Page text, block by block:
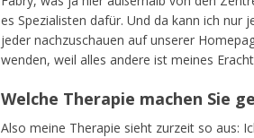
es Spezialisten dafür. Und da kann ich nur
jeder nachzuschauen auf unserer
wenden, weil alles andere ist meines
Welche Therapie machen Sie
Also meine Therapie sieht zurzeit so aus: